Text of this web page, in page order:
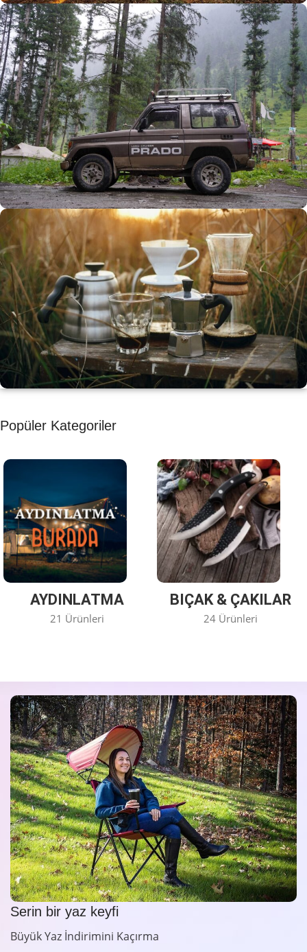
Büyük Yaz İndirimi
0
Günler
00
Hr
00
Min
00
SSK
Alışverişe Başla
ARAÇ AKSESUARLARI
SATIŞ VE MONTAJ
Keşfet
KAHVE KEYFİ
Kahvemizi Denediniz mi ?
Keşfet
Popüler Kategoriler
AYDINLATMA
21 Ürünleri
BIÇAK & ÇAKILAR
24 Ürünleri
Serin bir yaz keyfi
Büyük Yaz İndirimini Kaçırma